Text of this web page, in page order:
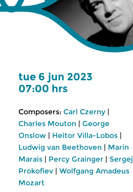
tue 6 jun 2023
07:00 hrs
Composers: Carl Czerny |
Charles Mouton | George
Onslow | Heitor Villa-Lobos |
Ludwig van Beethoven | Marin
Marais | Percy Grainger | Sergej
Prokofiev | Wolfgang Amadeus
Mozart